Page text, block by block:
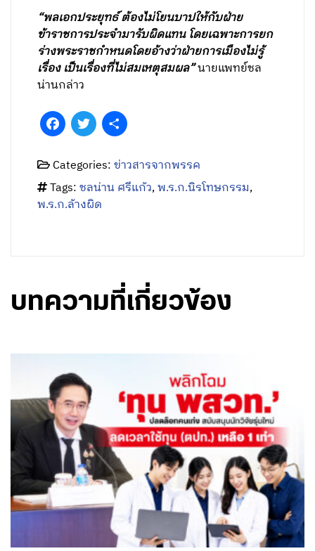
“พลเอกประยุทธ์ ต้องไม่โยนบาปให้กับฝ่าย
ข้าราชการประจำมารับผิดแทน โดยเฉพาะการยก
ร่างพระราชกำหนดโดยอ้างว่าฝ่ายการเมืองไม่รู้
เรื่อง เป็นเรื่องที่ไม่สมเหตุสมผล”นายแพทย์ชล
น่านกล่าว
FacebookTwitter
Categories:ข่าวสารจากพรรค
Tags:ชลน่าน ศรีแก้ว,พ.ร.ก.นิรโทษกรรม,
พ.ร.ก.ล้างผิด
บทความที่เกี่ยวข้อง